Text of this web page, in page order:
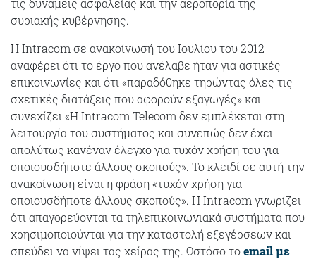
τις δυνάμεις ασφαλείας και την αεροπορία της
συριακής κυβέρνησης.
Η Intracom σε ανακοίνωσή του Ιουλίου του 2012
αναφέρει ότι το έργο που ανέλαβε ήταν για αστικές
επικοινωνίες και ότι «παραδόθηκε τηρώντας όλες τις
σχετικές διατάξεις που αφορούν εξαγωγές» και
συνεχίζει «Η Intracom Telecom δεν εμπλέκεται στη
λειτουργία του συστήματος και συνεπώς δεν έχει
απολύτως κανέναν έλεγχο για τυχόν χρήση του για
οποιουσδήποτε άλλους σκοπούς». Το κλειδί σε αυτή την
ανακοίνωση είναι η φράση «τυχόν χρήση για
οποιουσδήποτε άλλους σκοπούς». Η Intracom γνωρίζει
ότι απαγορεύονται τα τηλεπικοινωνιακά συστήματα που
χρησιμοποιούνται για την καταστολή εξεγέρσεων και
σπεύδει να νίψει τας χείρας της. Ωστόσο τοemail με